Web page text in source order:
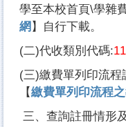
學至本校首頁\學雜
網 】自行下載。
(二)代收類別代碼:
(三)繳費單列印流
【繳費單列印流程
三、查詢註冊情形